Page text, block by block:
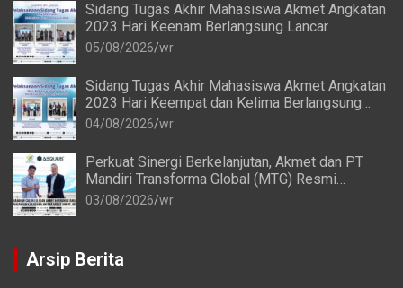
Sidang Tugas Akhir Mahasiswa Akmet Angkatan
2023 Hari Keenam Berlangsung Lancar
05/08/2026 wr
Sidang Tugas Akhir Mahasiswa Akmet Angkatan
2023 Hari Keempat dan Kelima Berlangsung
Lancar
04/08/2026 wr
Perkuat Sinergi Berkelanjutan, Akmet dan PT
Mandiri Transforma Global (MTG) Resmi
Perpanjang Perjanjian Kerja Sama
03/08/2026 wr
Arsip Berita